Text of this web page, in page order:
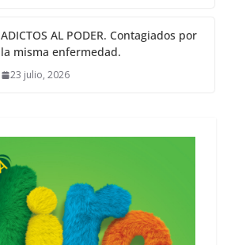
ADICTOS AL PODER. Contagiados por
la misma enfermedad.
23 julio, 2026